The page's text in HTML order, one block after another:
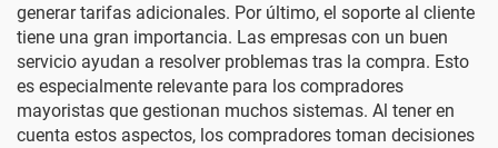
generar tarifas adicionales. Por último, el soporte al cliente
tiene una gran importancia. Las empresas con un buen
servicio ayudan a resolver problemas tras la compra. Esto
es especialmente relevante para los compradores
mayoristas que gestionan muchos sistemas. Al tener en
cuenta estos aspectos, los compradores toman decisiones